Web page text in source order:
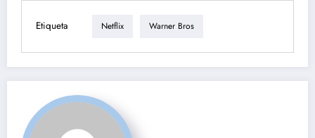
Etiqueta Netflix Warner Bros